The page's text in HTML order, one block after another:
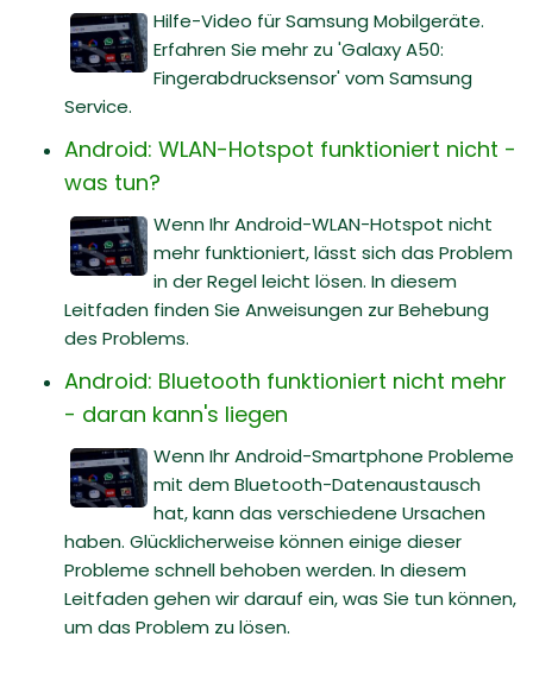
Hilfe-Video für Samsung Mobilgeräte.
Erfahren Sie mehr zu 'Galaxy A50:
Fingerabdrucksensor' vom Samsung
Service.
Android: WLAN-Hotspot funktioniert nicht -
was tun?
Wenn Ihr Android-WLAN-Hotspot nicht
mehr funktioniert, lässt sich das Problem
in der Regel leicht lösen. In diesem
Leitfaden finden Sie Anweisungen zur Behebung
des Problems.
Android: Bluetooth funktioniert nicht mehr
- daran kann's liegen
Wenn Ihr Android-Smartphone Probleme
mit dem Bluetooth-Datenaustausch
hat, kann das verschiedene Ursachen
haben. Glücklicherweise können einige dieser
Probleme schnell behoben werden. In diesem
Leitfaden gehen wir darauf ein, was Sie tun können,
um das Problem zu lösen.